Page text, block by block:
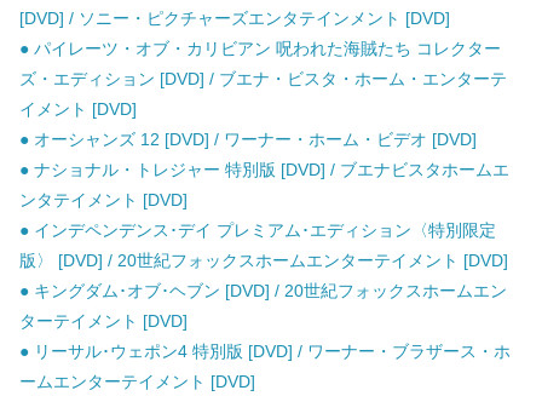
[DVD] / ソニー・ピクチャーズエンタテインメント [DVD]
● パイレーツ・オブ・カリビアン 呪われた海賊たち コレクター
ズ・エディション [DVD] / ブエナ・ビスタ・ホーム・エンターテ
イメント [DVD]
● オーシャンズ 12 [DVD] / ワーナー・ホーム・ビデオ [DVD]
● ナショナル・トレジャー 特別版 [DVD] / ブエナビスタホームエ
ンタテイメント [DVD]
● インデペンデンス･デイ プレミアム･エディション〈特別限定
版〉 [DVD] / 20世紀フォックスホームエンターテイメント [DVD]
● キングダム･オブ･ヘブン [DVD] / 20世紀フォックスホームエン
ターテイメント [DVD]
● リーサル･ウェポン4 特別版 [DVD] / ワーナー・ブラザース・ホ
ームエンターテイメント [DVD]